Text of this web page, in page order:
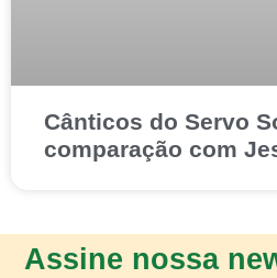
Cânticos do Servo
comparação com
Assine nossa